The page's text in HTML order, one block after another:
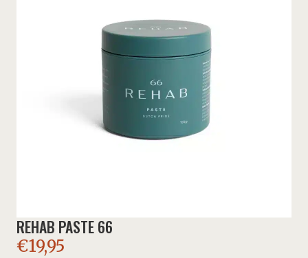
REHAB PASTE 66
€19,95